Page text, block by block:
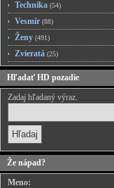
Technika (54)
Vesmír (88)
Ženy (491)
Zvieratá (25)
Hľadať HD pozadie
Zadaj hľadaný výraz.
Že nápad?
Meno: